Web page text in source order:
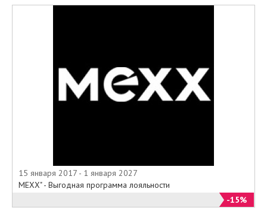
15 января 2017 - 1 января 2027
MEXX" - Выгодная программа лояльности
-15%